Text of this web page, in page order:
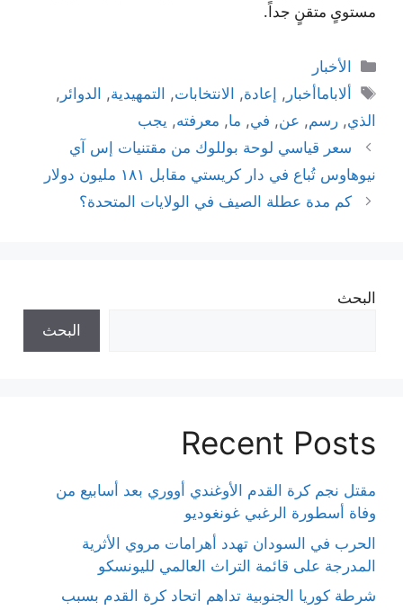
مستوىٍ متقنٍ جداً.
التصنيفات
الأخبار
الوسوم
ألاباماأخبار , إعادة, الانتخابات, التمهيدية, الدوائر ,
الذي, رسم, عن, في, ما, معرفته, يجب
سعر قياسي لوحة بوللوك من مقتنيات إس آي
نيوهاوس تُباع في دار كريستي مقابل ١٨١ مليون دولار
كم مدة عطلة الصيف في الولايات المتحدة؟
البحث
البحث
Recent Posts
مقتل نجم كرة القدم الأوغندي أووري بعد أسابيع من
وفاة أسطورة الرغبي غونغوديو
الحرب في السودان تهدد أهرامات مروي الأثرية
المدرجة على قائمة التراث العالمي لليونسكو
شرطة كوريا الجنوبية تداهم اتحاد كرة القدم بسبب